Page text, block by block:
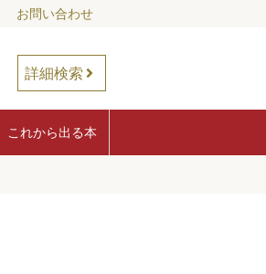
お問い合わせ
詳細検索
これから出る本